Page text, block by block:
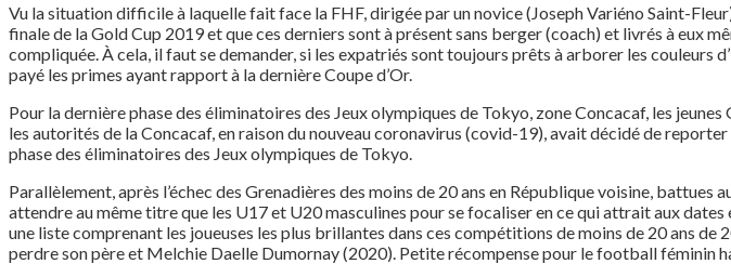
Vu la situation difficile à laquelle fait face la FHF, dirigée par un novice (Joseph Variéno Saint-
finale de la Gold Cup 2019 et que ces derniers sont à présent sans berger (coach) et livrés à eux
compliquée. À cela, il faut se demander, si les expatriés sont toujours prêts à arborer les couleurs
payé les primes ayant rapport à la dernière Coupe d’Or.
Pour la dernière phase des éliminatoires des Jeux olympiques de Tokyo, zone Concacaf, les
les autorités de la Concacaf, en raison du nouveau coronavirus (covid-19), avait décidé de
phase des éliminatoires des Jeux olympiques de Tokyo.
Parallèlement, après l’échec des Grenadières des moins de 20 ans en République voisine,
attendre au même titre que les U17 et U20 masculines pour se focaliser en ce qui attrait aux
une liste comprenant les joueuses les plus brillantes dans ces compétitions de moins de 20 ans
perdre son père et Melchie Daelle Dumornay (2020). Petite récompense pour le football féminin